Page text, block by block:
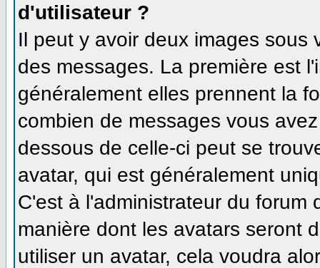
d'utilisateur ?
Il peut y avoir deux images sous
des messages. La première est
généralement elles prennent la
combien de messages vous
dessous de celle-ci peut se
avatar, qui est généralement
C'est à l'administrateur du forum
manière dont les avatars seront
utiliser un avatar, cela voudra